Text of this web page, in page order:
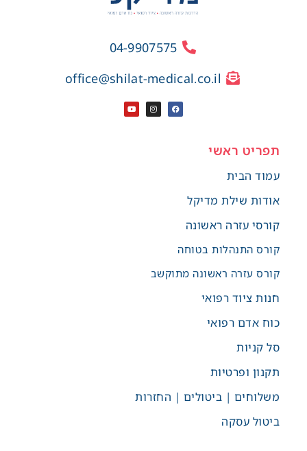
04-9907575
office@shilat-medical.co.il
תפריט ראשי
עמוד הבית
אודות שילת מדיקל
קורסי עזרה ראשונה
קורס התנהלות בטוחה
קורס עזרה ראשונה מתוקשב
חנות ציוד רפואי
כוח אדם רפואי
סל קניות
תקנון ופרטיות
משלוחים | ביטולים | החזרות
ביטול עסקה